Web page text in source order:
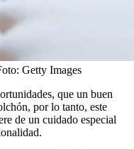
Getty Images
que un buen
por lo tanto, este
de un cuidado especial